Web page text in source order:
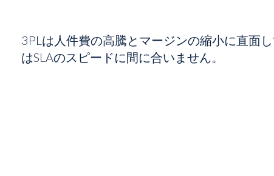
3PLは人件費の高騰とマージンの縮小に直面
はSLAのスピードに間に合いません。